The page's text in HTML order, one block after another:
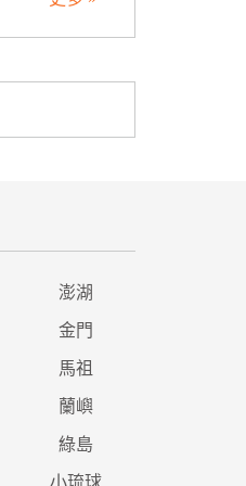
澎湖
金門
馬祖
蘭嶼
綠島
小琉球